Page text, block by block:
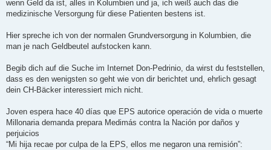
wenn Geld da ist, alles in Kolumbien und ja, ich weiß auch das die
medizinische Versorgung für diese Patienten bestens ist.
Hier spreche ich von der normalen Grundversorgung in Kolumbien, die
man je nach Geldbeutel aufstocken kann.
Begib dich auf die Suche im Internet Don-Pedrinio, da wirst du feststellen,
dass es den wenigsten so geht wie von dir berichtet und, ehrlich gesagt
dein CH-Bäcker interessiert mich nicht.
Joven espera hace 40 días que EPS autorice operación de vida o muerte
Millonaria demanda prepara Medimás contra la Nación por daños y
perjuicios
“Mi hija recae por culpa de la EPS, ellos me negaron una remisión”: